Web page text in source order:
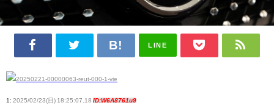
LINE
1: 2025/02/23(日) 18:25:07.18 ID:W6A8761u9